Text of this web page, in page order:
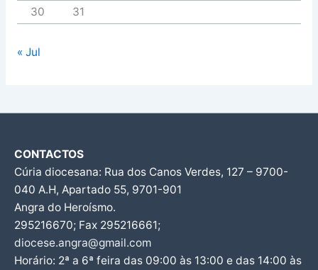
30
31
« Jul
CONTACTOS
Cúria diocesana: Rua dos Canos Verdes, 127 – 9700-
040 A.H, Apartado 55, 9701-901
Angra do Heroísmo.
295216670; Fax 295216661;
diocese.angra@gmail.com
Horário: 2ª a 6ª feira das 09:00 às 13:00 e das 14:00 às